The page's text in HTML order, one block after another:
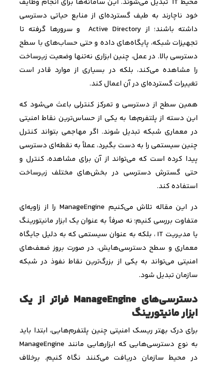
خود ناچارند به طیف گسترده‌ای از منابع حیاتی دسترسی
داشته باشند؛ ازActive Directory
و سرورها گرفته تا
تجهیزات شبکه، پایگاه‌های داده و حتی حساب‌های با سطح
دسترسی بالا. در عمل، چنین ابزاری نه‌تنها وضعیت زیرساخت
را مشاهده می‌کند، بلکه در بسیاری از موارد قادر است
تغییرات گسترده‌ای در آن اعمال کند.
همین سطح از دسترسی و تمرکز کنترلی باعث می‌شود که
این دسته از پلتفرم‌ها به یکی از حساس‌ترین نقاط امنیتی
در معماری شبکه تبدیل شوند. اگر مهاجمی بتواند کنترل
چنین سیستمی را به دست بگیرد، عملاً به نقطه‌ای دسترسی
پیدا کرده است که می‌تواند از آن برای مشاهده، کنترل و
حتی گسترش دسترسی در بخش‌های مختلف زیرساخت
استفاده کند.
در این مقاله تلاش می‌کنیم ManageEngine را از زاویه‌ای
متفاوت بررسی کنیم؛ نه صرفاً به عنوان یک ابزار مانیتورینگ
یا مدیریت IT ، بلکه به عنوان سیستمی که به دلیل جایگاه
معماری و سطح دسترسی‌هایش، در صورت بروز ضعف‌های
امنیتی می‌تواند به یکی از بزرگ‌ترین نقاط نفوذ در شبکه
سازمان تبدیل شود.
دسترسی‌های ManageEngine فراتر از یک
ابزار مانیتورینگ
برای درک بهتر ریسک امنیتی چنین پلتفرم‌هایی، ابتدا باید
به نوع دسترسی‌هایی که ابزارهایی مانند ManageEngine
در محیط سازمان دریافت می‌کنند نگاه کنیم. برخلاف